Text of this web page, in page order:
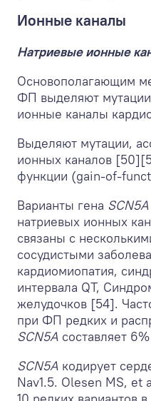
Ионные каналы
Натриевые ионные
Основополагающим
ФП выделяют
ионные каналы
Выделяют мутации,
ионных каналов
функции (gain-of-
Варианты гена SCN5A
натриевых ионных
связаны с
сосудистыми
кардиомиопатия,
интервала QT,
желудочков [54].
при ФП редких и
SCN5A составляет
SCN5A кодирует
Nav1.5. Olesen MS, et